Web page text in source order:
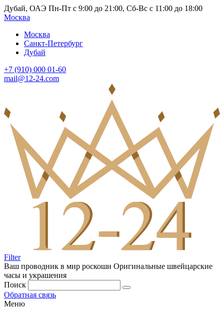
Дубай, ОАЭ Пн-Пт с 9:00 до 21:00, Сб-Вс с 11:00 до 18:00
Москва
Москва
Санкт-Петербург
Дубай
+7 (910) 000 01-60
mail@12-24.com
Filter
Ваш проводник в мир роскоши Оригинальные швейцарские
часы и украшения
Поиск
Обратная связь
Меню